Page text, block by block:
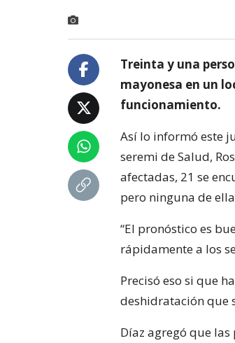
Treinta y una
mayonesa en un
funcionamiento.
Así lo informó este
seremi de Salud,
afectadas, 21 se
pero ninguna de
“El pronóstico es
rápidamente a los
Precisó eso si que
deshidratación que
Díaz agregó que